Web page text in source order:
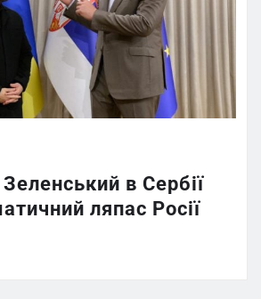
в Сербії
ляпас Росії